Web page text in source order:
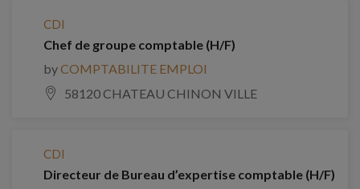
CDI
Chef de groupe comptable (H/F)
byCOMPTABILITE EMPLOI
58120 CHATEAU CHINON VILLE
CDI
Directeur de Bureau d’expertise comptable (H/F)